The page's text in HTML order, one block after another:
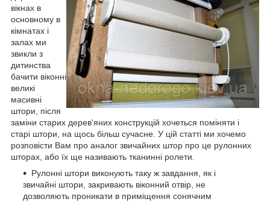
вікнах в
основному в
кімнатах і
залах ми
звикли з
дитинства
бачити віконні
великі
масивні
штори, після
заміни старих дерев'яних конструкцій хочеться поміняти і
старі штори, на щось більш сучасне. У цій статті ми хочемо
розповісти Вам про аналог звичайних штор про це рулонних
шторах, або їх ще називають тканинні ролети.
Рулонні штори виконують таку ж завдання, як і
звичайні штори, закривають віконний отвір, не
дозволяють проникати в приміщення сонячним